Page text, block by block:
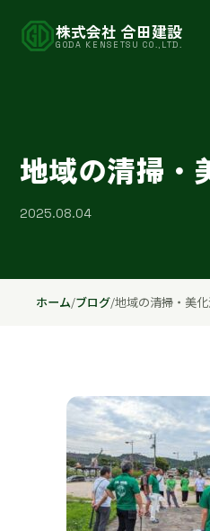
株式会社 合田建設
GODA KENSETSU CO.,LTD.
地域の清掃・
2025.08.04
ホーム/ブログ/地域の清掃・美